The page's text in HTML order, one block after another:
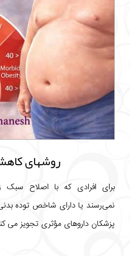
روشهای
برای افرادی که با اصلاح
پزشکان داروهای مؤثری تجویز می